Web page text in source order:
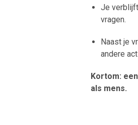
Je
vragen.
Naast je
andere
Kortom:
als mens.